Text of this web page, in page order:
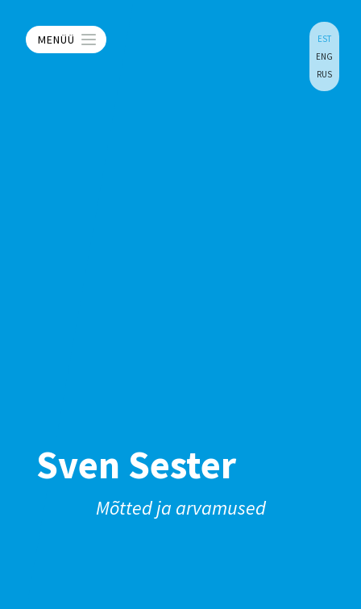
MENÜÜ
EST
ENG
RUS
Sven Sester
Mõtted ja arvamused